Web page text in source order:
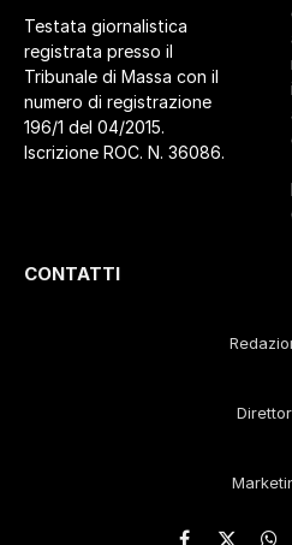
Testata giornalistica
registrata presso il
Tribunale di Massa con il
numero di registrazione
196/1 del 04/2015.
Iscrizione ROC. N. 36086.
CONTATTI